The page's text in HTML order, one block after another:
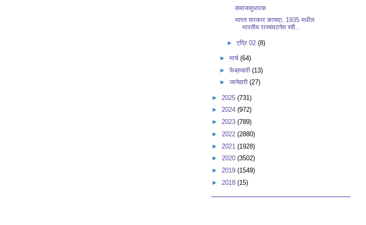
समाजसुधारक
भारत सरकार कायदा, 1935 मधील
भारतीय राज्यघटनेत स्वी...
►एप्रि 02(8)
► मार्च (64)
► फेब्रुवारी (13)
► जानेवारी (27)
► 2025 (731)
► 2024 (972)
► 2023 (789)
► 2022 (2880)
► 2021 (1928)
► 2020 (3502)
► 2019 (1549)
► 2018 (15)